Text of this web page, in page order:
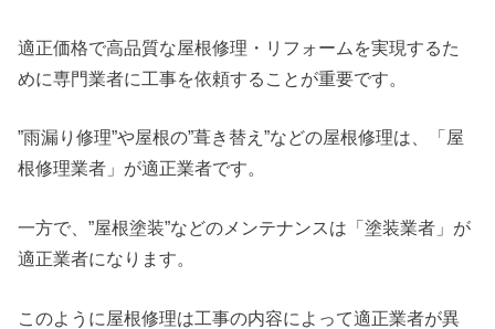
適正価格で高品質な屋根修理・リフォームを実現するた
めに専門業者に工事を依頼することが重要です。
”雨漏り修理”や屋根の”葺き替え”などの屋根修理は、「屋
根修理業者」が適正業者です。
一方で、”屋根塗装”などのメンテナンスは「塗装業者」が
適正業者になります。
このように屋根修理は工事の内容によって適正業者が異